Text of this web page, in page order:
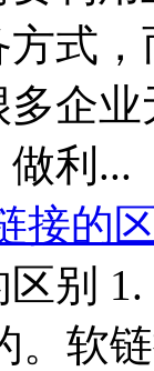
式
企
利...
接的
别
。软